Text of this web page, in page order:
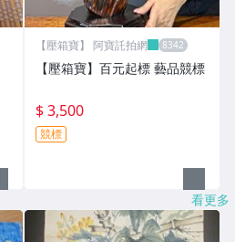
【壓箱寶】 阿寶託拍網
【壓箱寶】百元起標 藝品競標
$ 3,500
競標
看更多